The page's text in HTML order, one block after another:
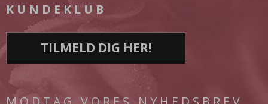
KUNDEKLUB
TILMELD DIG HER!